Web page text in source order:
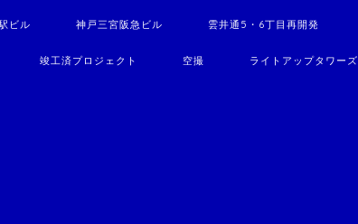
ビル 神戸三宮阪急ビル 雲井通5・6丁目再開発
竣工済プロジェクト 空撮 ライトアップタワーズ